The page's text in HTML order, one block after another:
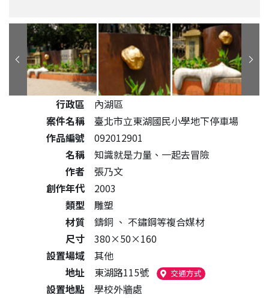
公共藝術作品詳細資料
行政區
內湖區
案件名稱
臺北市立東湖國民小學地下停車場
作品編號
092012901
名稱
知識就是力量、一起去冒險
作者
張乃文
創作年代
2003
類型
雕塑
材質
鑄銅 、 不鏽鋼等複合媒材
尺寸
380×50×160
設置場域
其他
地址
東湖路115號 交通方式（另開新視窗）
設置地點
學校外牆處